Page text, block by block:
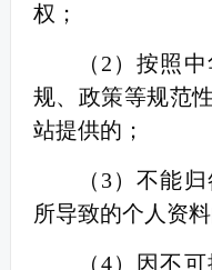
权；
（2 ）按照
规、政策等规范
站提供的；
（ 3）不能
所导致的个人资料
（4）因不